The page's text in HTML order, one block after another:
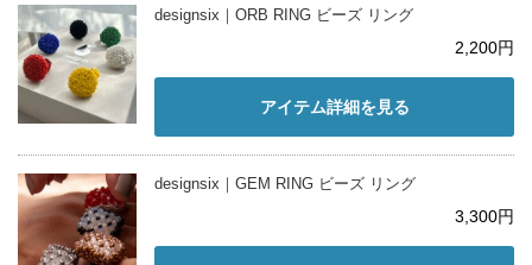
designsix｜ORB RING ビーズ リング
2,200円
アイテム詳細を見る
designsix｜GEM RING ビーズ リング
3,300円